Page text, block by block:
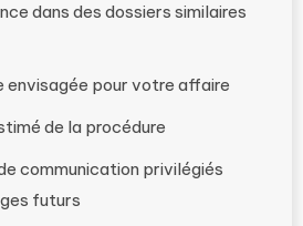
dans des dossiers similaires
envisagée pour votre affaire
de la procédure
communication privilégiés
futurs